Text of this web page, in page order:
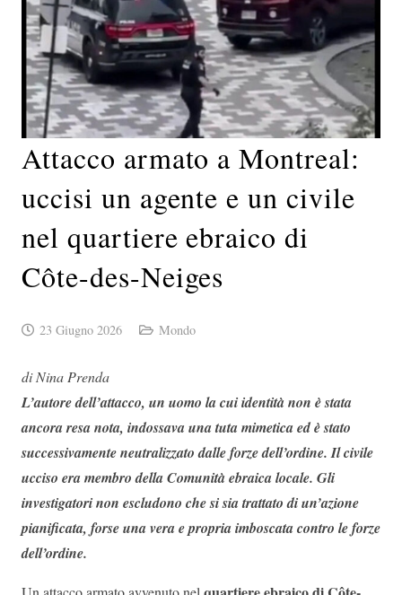
Attacco armato a Montreal:
uccisi un agente e un civile
nel quartiere ebraico di
Côte-des-Neiges
23 Giugno 2026 Mondo
di Nina Prenda
L’autore dell’attacco, un uomo la cui identità non è stata
ancora resa nota, indossava una tuta mimetica ed è stato
successivamente neutralizzato dalle forze dell’ordine. Il civile
ucciso era membro della Comunità ebraica locale. Gli
investigatori non escludono che si sia trattato di un’azione
pianificata, forse una vera e propria imboscata contro le forze
dell’ordine.